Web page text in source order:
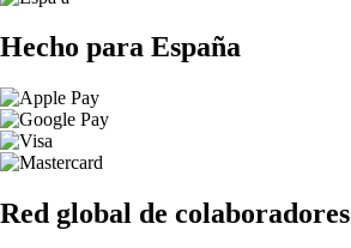
Hecho para España
Red global de colaboradores